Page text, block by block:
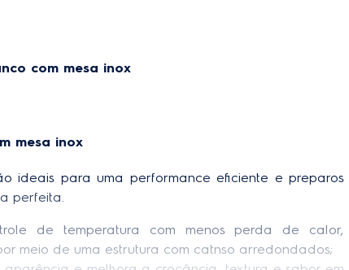
com mesa inox
mesa inox
ideais para uma performance eficiente e preparos
perfeita.
de temperatura com menos perda de calor,
meio de uma estrutura com catnso arredondados;